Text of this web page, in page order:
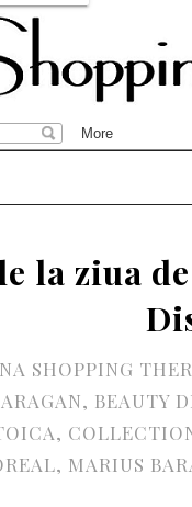
la ziua
SHOPPING
, BEAUTY
,
, MARIUS